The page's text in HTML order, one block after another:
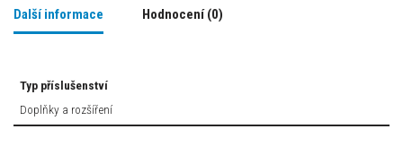
Další informace Hodnocení (0)
Typ příslušenství
Doplňky a rozšíření